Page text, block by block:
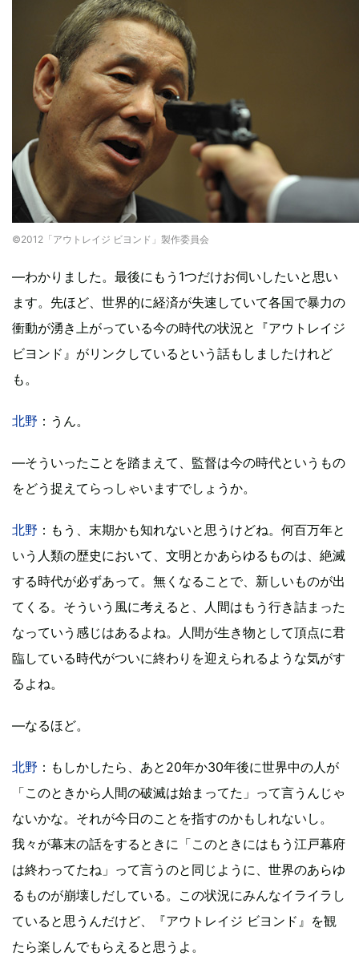
©2012「アウトレイジ ビヨンド」製作委員会
―わかりました。最後にもう1つだけお伺いしたいと思い
ます。先ほど、世界的に経済が失速していて各国で暴力の
衝動が湧き上がっている今の時代の状況と『アウトレイジ
ビヨンド』がリンクしているという話もしましたけれど
も。
北野 ：うん。
―そういったことを踏まえて、監督は今の時代というもの
をどう捉えてらっしゃいますでしょうか。
北野 ：もう、末期かも知れないと思うけどね。何百万年と
いう人類の歴史において、文明とかあらゆるものは、絶滅
する時代が必ずあって。無くなることで、新しいものが出
てくる。そういう風に考えると、人間はもう行き詰まった
なっていう感じはあるよね。人間が生き物として頂点に君
臨している時代がついに終わりを迎えられるような気がす
るよね。
―なるほど。
北野 ：もしかしたら、あと20年か30年後に世界中の人が
「このときから人間の破滅は始まってた」って言うんじゃ
ないかな。それが今日のことを指すのかもしれないし。
我々が幕末の話をするときに「このときにはもう江戸幕府
は終わってたね」って言うのと同じように、世界のあらゆ
るものが崩壊しだしている。この状況にみんなイライラし
ていると思うんだけど、『アウトレイジ ビヨンド』を観
たら楽しんでもらえると思うよ。